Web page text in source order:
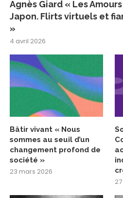
Agnès Giard « Les
Japon. Flirts virtuels et
»
4 avril 2026
Bâtir vivant « Nous
sommes au seuil d’un
changement profond de
société »
23 mars 2026